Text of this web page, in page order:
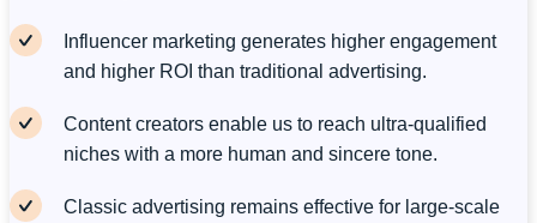
Influencer marketing generates higher engagement
and higher ROI than traditional advertising.
Content creators enable us to reach ultra-qualified
niches with a more human and sincere tone.
Classic advertising remains effective for large-scale